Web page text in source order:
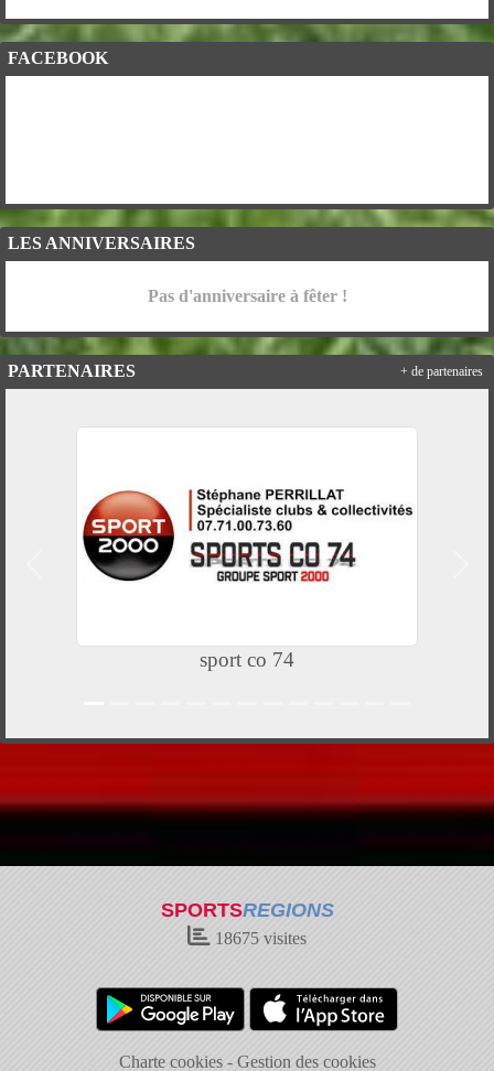
FACEBOOK
LES ANNIVERSAIRES
Pas d'anniversaire à fêter !
PARTENAIRES
Précedent
+ de partenaires
SPORTSREGIONS
18675 visites
Charte cookies Gestion des cookies